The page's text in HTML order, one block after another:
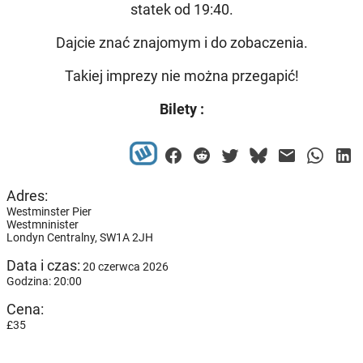
statek od 19:40.
Dajcie znać znajomym i do zobaczenia.
Takiej imprezy nie można przegapić!
Bilety :
Adres:
Westminster Pier
Westmninister
Londyn Centralny, SW1A 2JH
Data i czas: 20 czerwca 2026
Godzina: 20:00
Cena:
£35